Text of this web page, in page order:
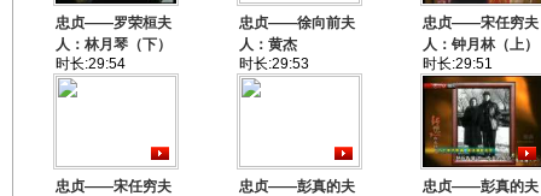
忠贞——罗荣桓夫
人：林月琴（下）
时长:29:54
忠贞——徐向前夫
人：黄杰
时长:29:53
忠贞——宋任穷夫
人：钟月林（上）
时长:29:51
忠贞——宋任穷夫
忠贞——彭真的夫
忠贞——彭真的夫